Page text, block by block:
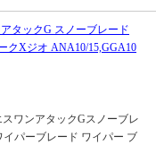
タックG スノーブレード
クXジオ ANA10/15,GGA10
ワンアタックGスノーブレ
イパーブレード ワイパー ブ